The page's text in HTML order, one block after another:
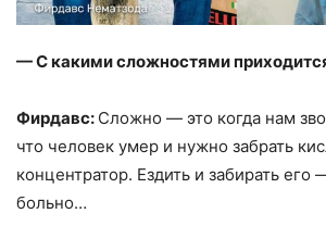
—С какими сложностями
Фирдавс: Сложно — это когда нам
что человек умер и нужно забрать
концентратор. Ездить и забирать
больно…